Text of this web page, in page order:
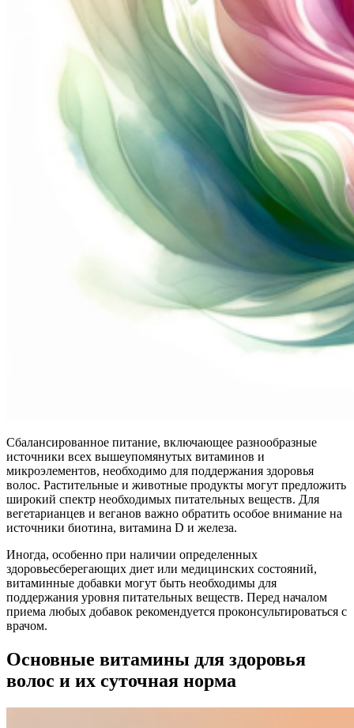
Сбалансированное питание, включающее разнообразные
источники всех вышеупомянутых витаминов и
микроэлементов, необходимо для поддержания здоровья
волос. Растительные и животные продукты могут предложить
широкий спектр необходимых питательных веществ. Для
вегетарианцев и веганов важно обратить особое внимание на
источники биотина, витамина D и железа.
Иногда, особенно при наличии определенных
здоровьесберегающих диет или медицинских состояний,
витаминные добавки могут быть необходимы для
поддержания уровня питательных веществ. Перед началом
приема любых добавок рекомендуется проконсультироваться с
врачом.
Основные витамины для здоровья
волос и их суточная норма